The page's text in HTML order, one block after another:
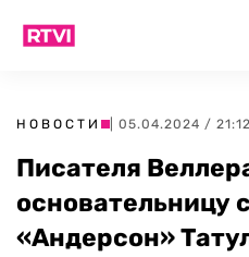
НОВОСТИ | 05.04.2024 / 21:12
Писателя
основательницу
«Андерсон»